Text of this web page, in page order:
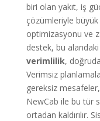
biri olan yakıt, iş
çözümleriyle
optimizasyonu ve
destek, bu
verimlilik,
Verimsiz
gereksiz
NewCab ile bu tür
ortadan kaldırılır.